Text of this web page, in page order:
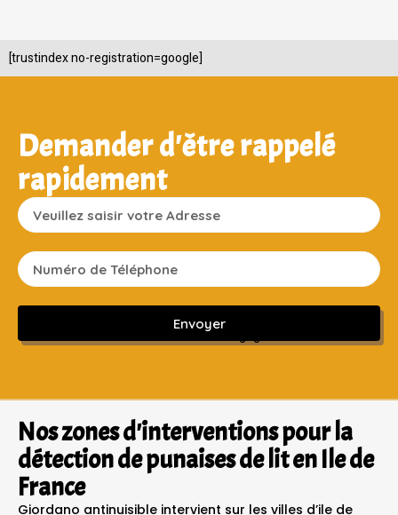
[trustindex no-registration=google]
Demander d'être rappelé
rapidement
Envoyer
Sans engagement ni frais cachés
Nos zones d'interventions pour la
détection de punaises de lit en Ile de
France
Giordano antinuisible intervient sur les villes d’ile de